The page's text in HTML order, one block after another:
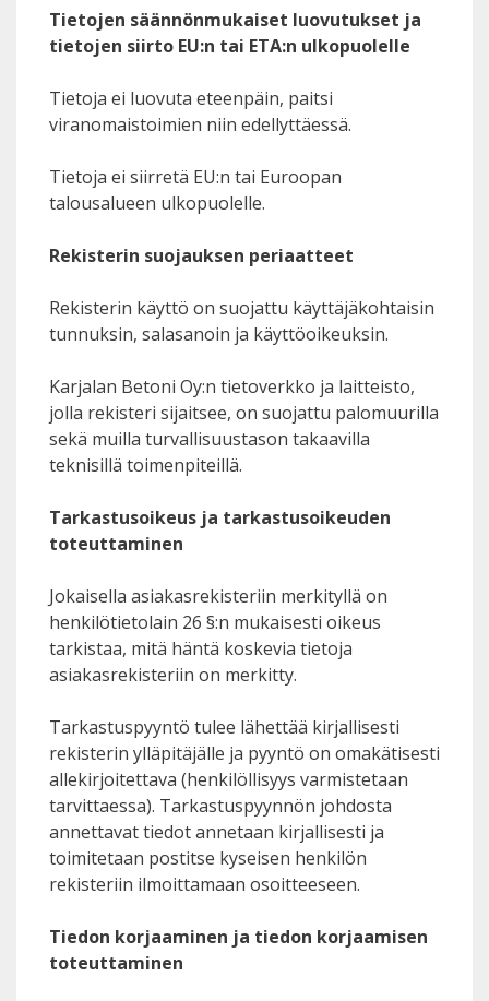
Tietojen säännönmukaiset luovutukset ja
tietojen siirto EU:n tai ETA:n ulkopuolelle
Tietoja ei luovuta eteenpäin, paitsi
viranomaistoimien niin edellyttäessä.
Tietoja ei siirretä EU:n tai Euroopan
talousalueen ulkopuolelle.
Rekisterin suojauksen periaatteet
Rekisterin käyttö on suojattu käyttäjäkohtaisin
tunnuksin, salasanoin ja käyttöoikeuksin.
Karjalan Betoni Oy:n tietoverkko ja laitteisto,
jolla rekisteri sijaitsee, on suojattu palomuurilla
sekä muilla turvallisuustason takaavilla
teknisillä toimenpiteillä.
Tarkastusoikeus ja tarkastusoikeuden
toteuttaminen
Jokaisella asiakasrekisteriin merkityllä on
henkilötietolain 26 §:n mukaisesti oikeus
tarkistaa, mitä häntä koskevia tietoja
asiakasrekisteriin on merkitty.
Tarkastuspyyntö tulee lähettää kirjallisesti
rekisterin ylläpitäjälle ja pyyntö on omakätisesti
allekirjoitettava (henkilöllisyys varmistetaan
tarvittaessa). Tarkastuspyynnön johdosta
annettavat tiedot annetaan kirjallisesti ja
toimitetaan postitse kyseisen henkilön
rekisteriin ilmoittamaan osoitteeseen.
Tiedon korjaaminen ja tiedon korjaamisen
toteuttaminen